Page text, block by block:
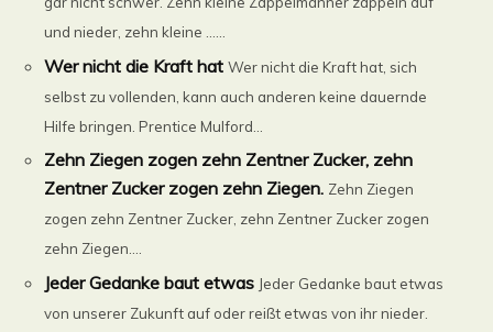
und nieder, zehn kleine ......
Wer nicht die Kraft hat Wer nicht die Kraft hat, sich
selbst zu vollenden, kann auch anderen keine dauernde
Hilfe bringen. Prentice Mulford...
Zehn Ziegen zogen zehn Zentner Zucker, zehn
Zentner Zucker zogen zehn Ziegen. Zehn Ziegen
zogen zehn Zentner Zucker, zehn Zentner Zucker zogen
zehn Ziegen....
Jeder Gedanke baut etwas Jeder Gedanke baut etwas
von unserer Zukunft auf oder reißt etwas von ihr nieder.